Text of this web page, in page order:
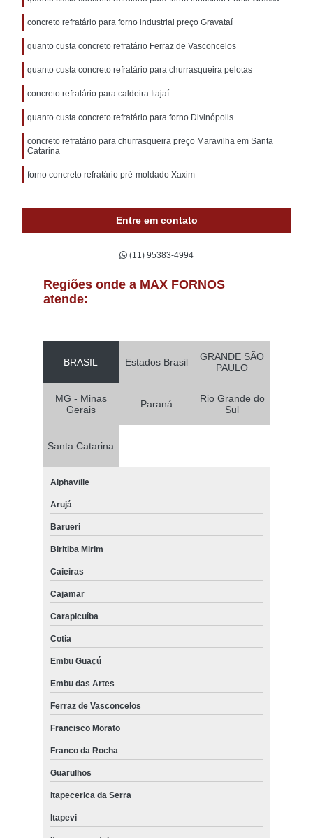
concreto refratário para forno industrial preço Gravataí
quanto custa concreto refratário Ferraz de Vasconcelos
quanto custa concreto refratário para churrasqueira pelotas
concreto refratário para caldeira Itajaí
quanto custa concreto refratário para forno Divinópolis
concreto refratário para churrasqueira preço Maravilha em Santa
Catarina
forno concreto refratário pré-moldado Xaxim
Entre em contato
(11) 95383-4994
Regiões onde a MAX FORNOS
atende:
BRASIL Estados Brasil
GRANDE SÃO
PAULO
MG - Minas
Gerais
Paraná
Rio Grande do
Sul
Santa Catarina
Alphaville
Arujá
Barueri
Biritiba Mirim
Caieiras
Cajamar
Carapicuíba
Cotia
Embu Guaçú
Embu das Artes
Ferraz de Vasconcelos
Francisco Morato
Franco da Rocha
Guarulhos
Itapecerica da Serra
Itapevi